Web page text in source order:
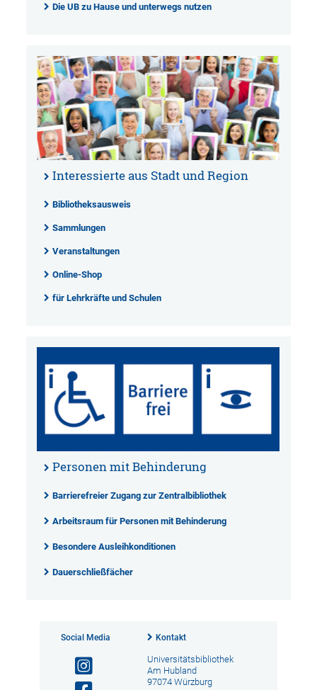
Die UB zu Hause und unterwegs nutzen
Interessierte aus Stadt und Region
Bibliotheksausweis
Sammlungen
Veranstaltungen
Online-Shop
für Lehrkräfte und Schulen
Personen mit Behinderung
Barrierefreier Zugang zur Zentralbibliothek
Arbeitsraum für Personen mit Behinderung
Besondere Ausleihkonditionen
Dauerschließfächer
Social Media Kontakt
Universitätsbibliothek
Am Hubland
97074 Würzburg